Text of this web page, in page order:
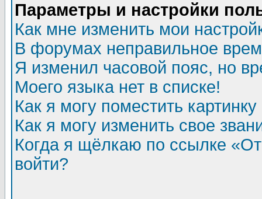
Параметры и настройки
Как мне изменить мои
В форумах неправильное
Я изменил часовой пояс, но
Моего языка нет в списке!
Как я могу поместить
Как я могу изменить свое
Когда я щёлкаю по ссылке
войти?